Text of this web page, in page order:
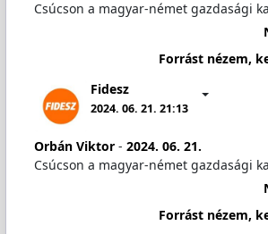
Csúcson a magyar-német gazdasági
Forrást nézem,
Fidesz
2024. 06. 21. 21:13
Orbán Viktor- 2024. 06. 21.
Csúcson a magyar-német gazdasági
Forrást nézem,